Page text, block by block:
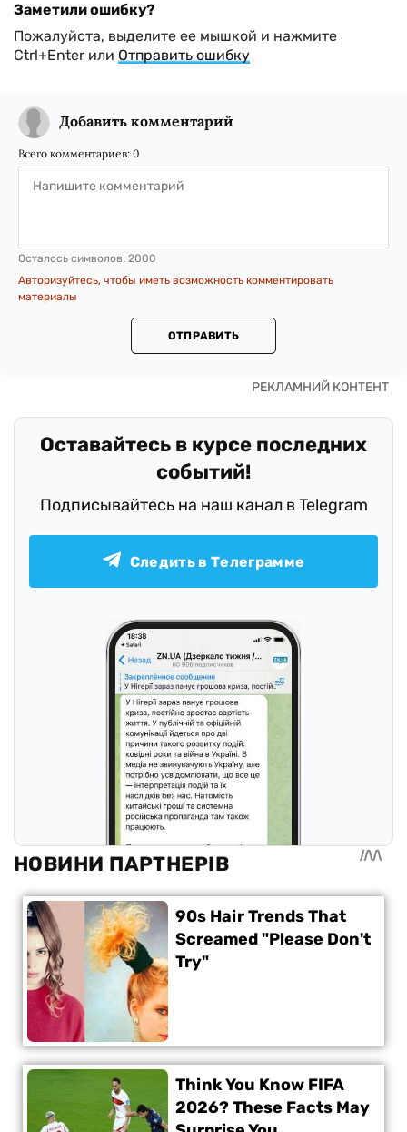
Заметили ошибку?
Пожалуйста, выделите ее мышкой и нажмите
Ctrl+Enter или Отправить ошибку
Добавить комментарий
Всего комментариев: 0
Осталось символов: 2000
Авторизуйтесь, чтобы иметь возможность комментировать
материалы
ОТПРАВИТЬ
Оставайтесь в курсе последних
событий!
Подписывайтесь на наш канал в Telegram
Следить в Телеграмме